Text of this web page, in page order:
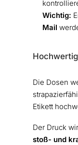
Wichtig:
Mail
Die Dosen
Etikett
Der Druck
stoß- und